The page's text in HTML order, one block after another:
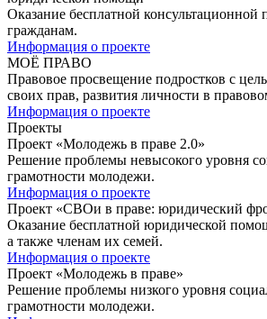
Оказание бесплатной
гражданам.
Информация о проекте
МОЁ ПРАВО
Правовое просвещение подростков с
своих прав, развития личности в
Информация о проекте
Проекты
Проект «Молодежь в праве 2.0»
Решение проблемы невысокого уровня
грамотности молодежи.
Информация о проекте
Проект «СВОи в праве: юридический
Оказание бесплатной юридической
а также членам их семей.
Информация о проекте
Проект «Молодежь в праве»
Решение проблемы низкого уровня
грамотности молодежи.